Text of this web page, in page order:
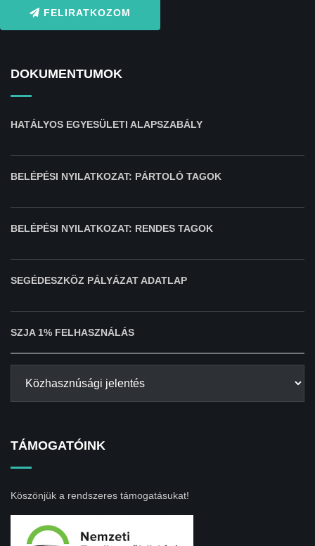
FELIRATKOZOM
DOKUMENTUMOK
HATÁLYOS EGYESÜLETI ALAPSZABÁLY
BELÉPÉSI NYILATKOZAT: PÁRTOLÓ TAGOK
BELÉPÉSI NYILATKOZAT: RENDES TAGOK
SEGÉDESZKÖZ PÁLYÁZAT ADATLAP
SZJA 1% FELHASZNÁLÁS
TÁMOGATÓINK
Köszönjük a rendszeres támogatásukat!